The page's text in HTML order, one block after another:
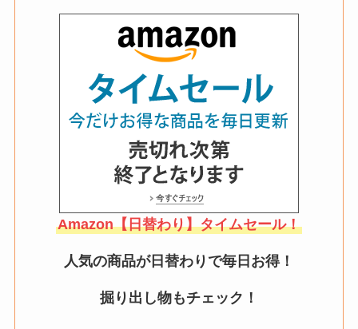
Amazon【日替わり】タイムセール！
人気の商品が日替わりで毎日お得！
掘り出し物もチェック！